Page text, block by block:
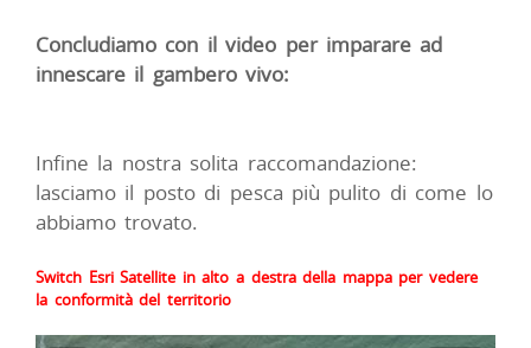
Concludiamo con il video per imparare ad
innescare il gambero vivo:
Infine la nostra solita raccomandazione:
lasciamo il posto di pesca più pulito di come lo
abbiamo trovato.
Switch Esri Satellite in alto a destra della mappa per vedere
la conformità del territorio